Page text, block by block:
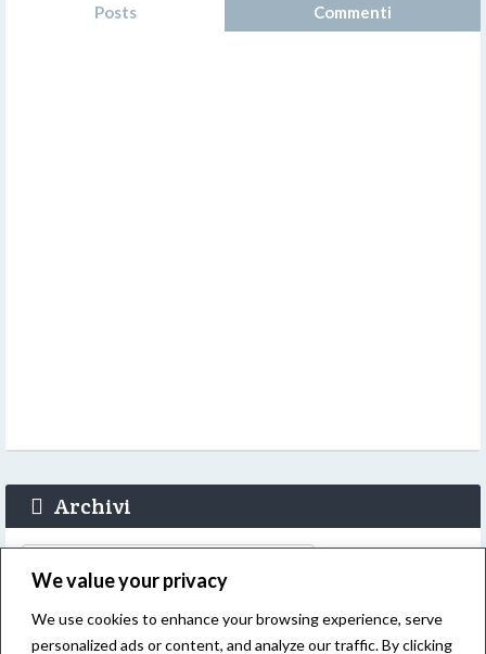
We value your privacy
We use cookies to enhance your browsing experience, serve
personalized ads or content, and analyze our traffic. By clicking
Posts Commenti
Archivi